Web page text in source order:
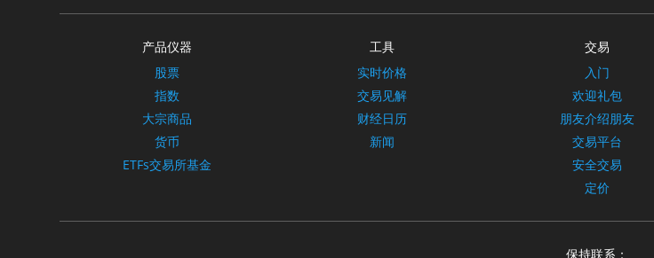
产品仪器
股票
指数
大宗商品
货币
ETFs交易所基金
工具
实时价格
交易见解
财经日历
新闻
交易
入门
欢迎礼包
朋友介绍朋友
交易平台
安全交易
定价
保持联系：